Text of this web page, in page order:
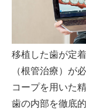
移植した歯が定
（根管治療）が
コープを用いた
歯の内部を徹底